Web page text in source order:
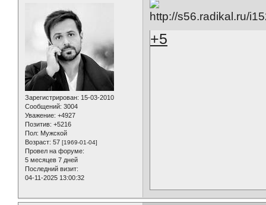
Зарегистрирован: 15-03-2010
Сообщений: 3004
Уважение: +4927
Позитив: +5216
Пол: Мужской
Возраст: 57 [1969-01-04]
Провел на форуме:
5 месяцев 7 дней
Последний визит:
04-11-2025 13:00:32
+5